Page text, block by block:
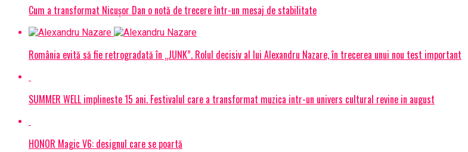
Cum a transformat Nicușor Dan o notă de trecere într-un mesaj de stabilitate
România evită să fie retrogradată în „JUNK”. Rolul decisiv al lui Alexandru Nazare, în trecerea unui nou test important
SUMMER WELL implineste 15 ani. Festivalul care a transformat muzica intr-un univers cultural revine in august
HONOR Magic V6: designul care se poartă